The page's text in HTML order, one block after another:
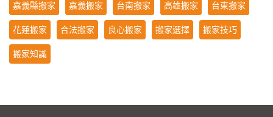
嘉義縣搬家 嘉義搬家 台南搬家 高雄搬家 台東搬家
花蓮搬家 合法搬家 良心搬家 搬家選擇 搬家技巧
搬家知識